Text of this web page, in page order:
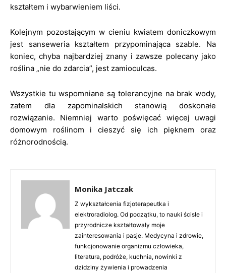
kształtem i wybarwieniem liści.
Kolejnym pozostającym w cieniu kwiatem doniczkowym
jest sanseweria kształtem przypominająca szable. Na
koniec, chyba najbardziej znany i zawsze polecany jako
roślina „nie do zdarcia”, jest zamioculcas.
Wszystkie tu wspomniane są tolerancyjne na brak wody,
zatem dla zapominalskich stanowią doskonałe
rozwiązanie. Niemniej warto poświęcać więcej uwagi
domowym roślinom i cieszyć się ich pięknem oraz
różnorodnością.
Monika Jatczak
Z wykształcenia fizjoterapeutka i
elektroradiolog. Od początku, to nauki ścisłe i
przyrodnicze kształtowały moje
zainteresowania i pasje. Medycyna i zdrowie,
funkcjonowanie organizmu człowieka,
literatura, podróże, kuchnia, nowinki z
dzidziny żywienia i prowadzenia